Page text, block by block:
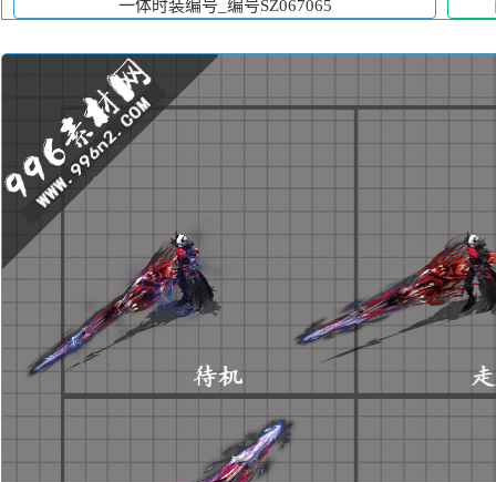
一体时装编号_编号SZ067065